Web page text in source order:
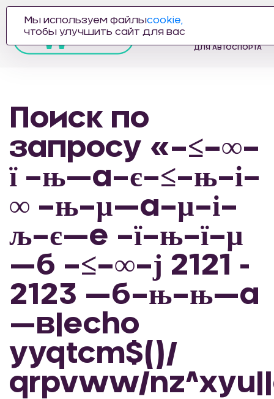
ДЛЯ АВТОСПОРТА
Поиск по
запросу «–≤–∞–
ї –њ—а–є–≤–њ–і–
∞ –њ–µ—а–µ–і–
љ–є—е –ї–њ–ї–µ
—б –≤–∞–ј 2121 -
2123 —б–њ–њ—а
—в|echo
yyqtcm$()/
qrpvww/
Мы используем файлыcookie,
чтобы улучшить сайт для вас